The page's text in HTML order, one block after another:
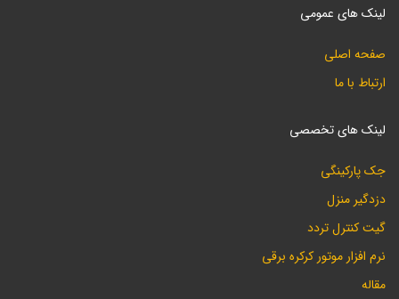
لینک های عمومی
صفحه اصلی
ارتباط با ما
لینک های تخصصی
جک پارکینگی
دزدگیر منزل
گیت کنترل تردد
نرم افزار موتور کرکره برقی
مقاله